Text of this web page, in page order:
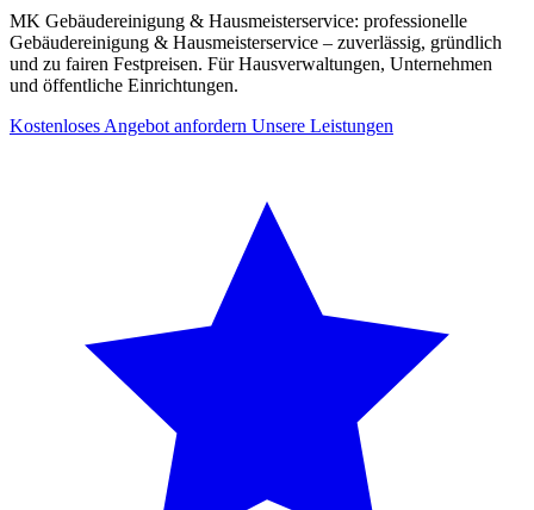
MK Gebäudereinigung & Hausmeisterservice: professionelle
Gebäudereinigung & Hausmeisterservice – zuverlässig, gründlich
und zu fairen Festpreisen. Für Hausverwaltungen, Unternehmen
und öffentliche Einrichtungen.
Kostenloses Angebot anfordern Unsere Leistungen